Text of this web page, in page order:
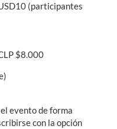
(participantes
$8.000
evento de forma
con la opción